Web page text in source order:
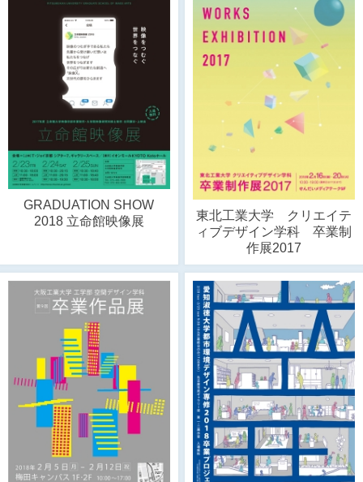
GRADUATION SHOW
2018 立命館映像展
東北工業大学 クリエイテ
ィブデザイン学科 卒業制
作展2017